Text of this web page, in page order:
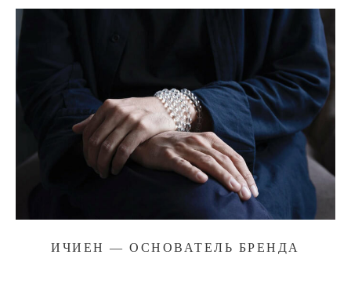
ИЧИЕН — ОСНОВАТЕЛЬ БРЕНДА